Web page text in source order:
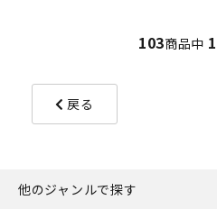
103商品中 1
戻る
他のジャンルで探す